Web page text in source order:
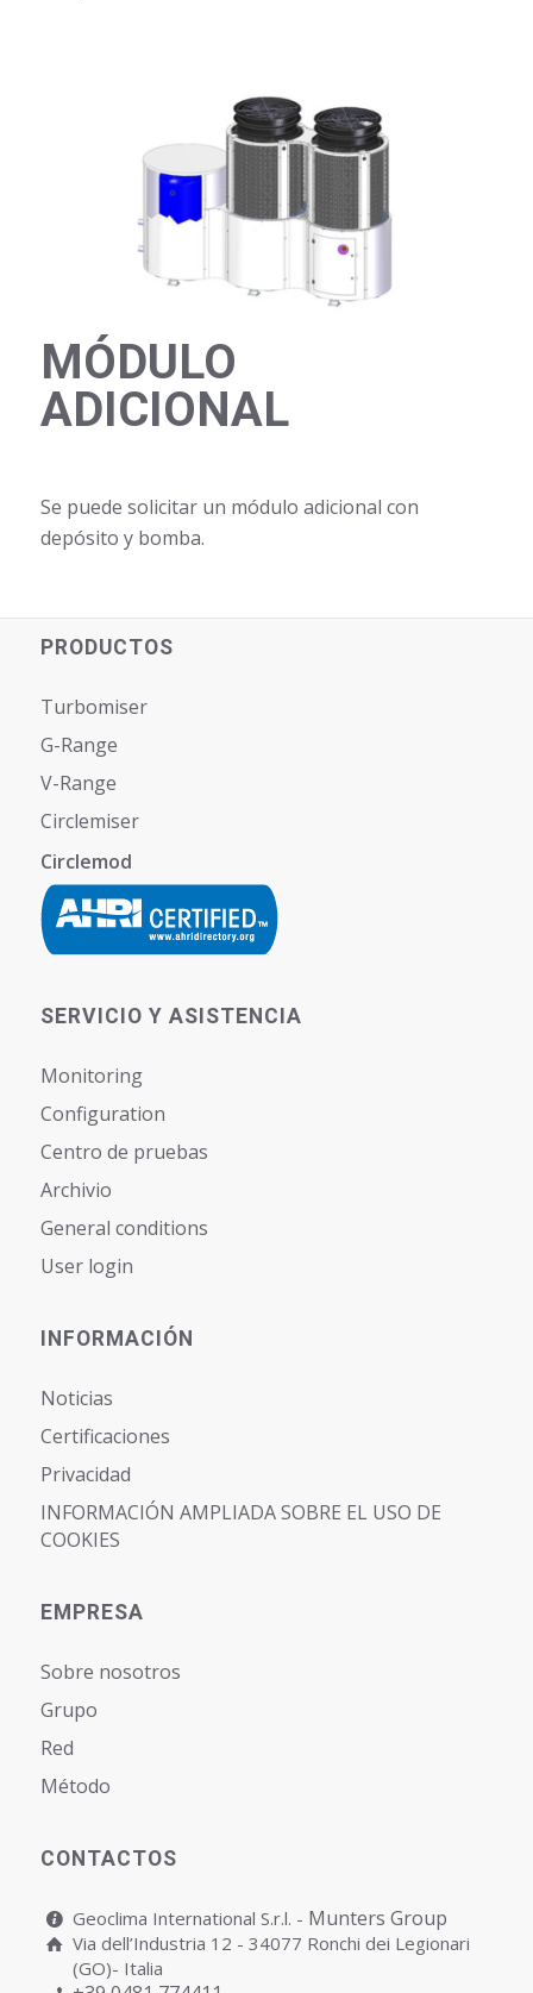
MÓDULO
ADICIONAL
Se puede solicitar un módulo adicional con
depósito y bomba.
PRODUCTOS
Turbomiser
G-Range
V-Range
Circlemiser
Circlemod
SERVICIO Y ASISTENCIA
Monitoring
Configuration
Centro de pruebas
Archivio
General conditions
User login
INFORMACIÓN
Noticias
Certificaciones
Privacidad
INFORMACIÓN AMPLIADA SOBRE EL USO DE
COOKIES
EMPRESA
Sobre nosotros
Grupo
Red
Método
CONTACTOS
Geoclima International S.r.l. - Munters Group
Via dell’Industria 12 - 34077 Ronchi dei Legionari
(GO)- Italia